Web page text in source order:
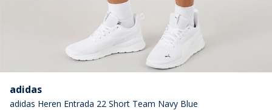
adidas
adidas Heren Entrada 22 Short Team Navy Blue